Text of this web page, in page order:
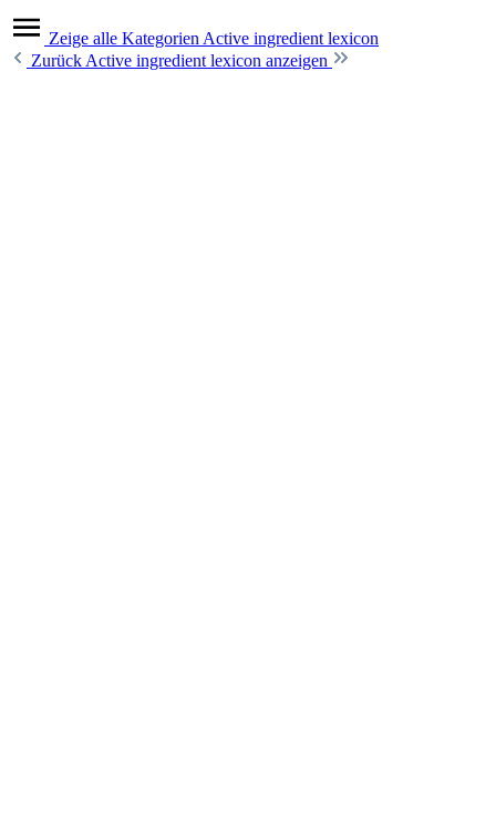
Zeige alle Kategorien Active ingredient lexicon
Zurück Active ingredient lexicon anzeigen